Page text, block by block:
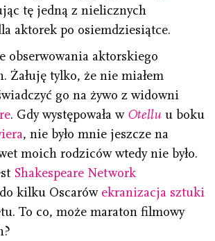
tę jedną z nielicznych
aktorek po osiemdziesiątce.
obserwowania aktorskiego
Żałuję tylko, że nie miałem
go na żywo z widowni
. Gdy występowała w Otellu u boku
, nie było mnie jeszcze na
moich rodziców wtedy nie było.
Shakespeare Network
kilku Oscarów ekranizacja sztuki
To co, może maraton filmowy